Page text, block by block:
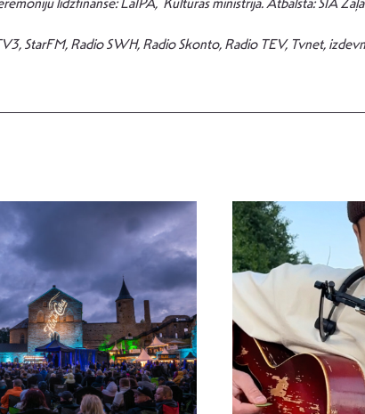
StarFM, Radio SWH, Radio Skonto, Radio TEV, Tvnet,